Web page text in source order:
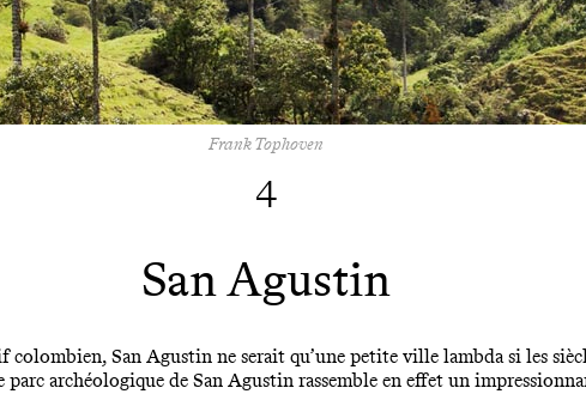
Frank Tophoven
4
San Agustin
colombien, San Agustin ne serait qu’une petite ville lambda si les
parc archéologique de San Agustin rassemble en effet un